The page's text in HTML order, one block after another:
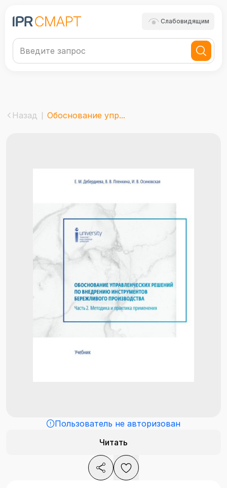
Слабовидящим
Назад Обоснование упр...
Пользователь не авторизован
Читать